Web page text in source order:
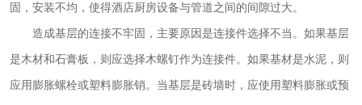
固，安装不均，使得酒店厨房设备与管道之间的间隙过大。
造成基层的连接不牢固，主要原因是连接件选择不当。如果基层
是木材和石膏板，则应选择木螺钉作为连接件。如果基材是水泥，则
应用膨胀螺栓或塑料膨胀销。当基层是砖墙时，应使用塑料膨胀或预